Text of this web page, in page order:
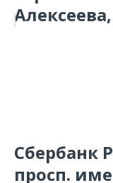
Сбербанк
просп.